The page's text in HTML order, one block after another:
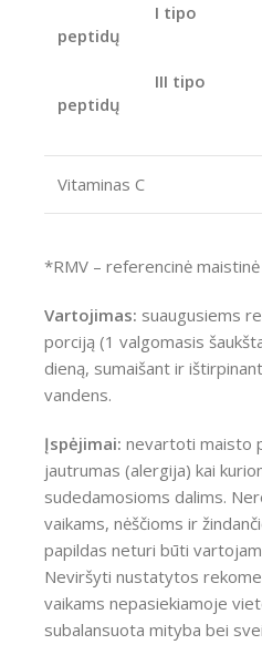
I tipo
peptidų
III tipo
peptidų
Vitaminas C
*RMV – referencinė
Vartojimas: suaugusiems
porciją (1 valgomasis
dieną, sumaišant ir
vandens.
Įspėjimai: nevartoti maisto
jautrumas (alergija) kai
sudedamosioms dalims.
vaikams, nėščioms ir
papildas neturi būti
Neviršyti nustatytos
vaikams nepasiekiamoje
subalansuota mityba bei